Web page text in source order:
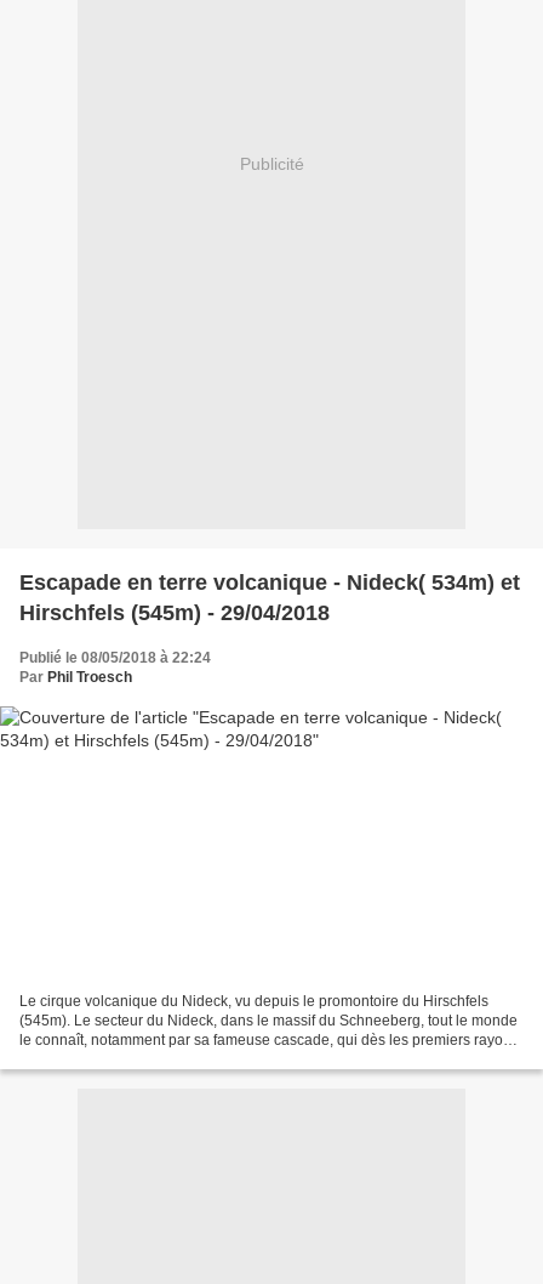
Publicité
Escapade en terre volcanique - Nideck( 534m) et
Hirschfels (545m) - 29/04/2018
Publié le 08/05/2018 à 22:24
Par Phil Troesch
Le cirque volcanique du Nideck, vu depuis le promontoire du Hirschfels
(545m). Le secteur du Nideck, dans le massif du Schneeberg, tout le monde
le connaît, notamment par sa fameuse cascade, qui dès les premiers rayons